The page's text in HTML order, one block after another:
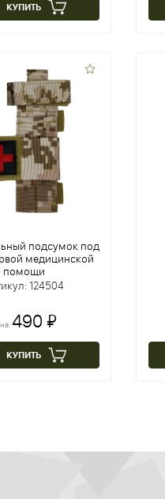
КУПИТЬ
подсумок под
медицинской
помощи
124504
490 ₽
КУПИТЬ